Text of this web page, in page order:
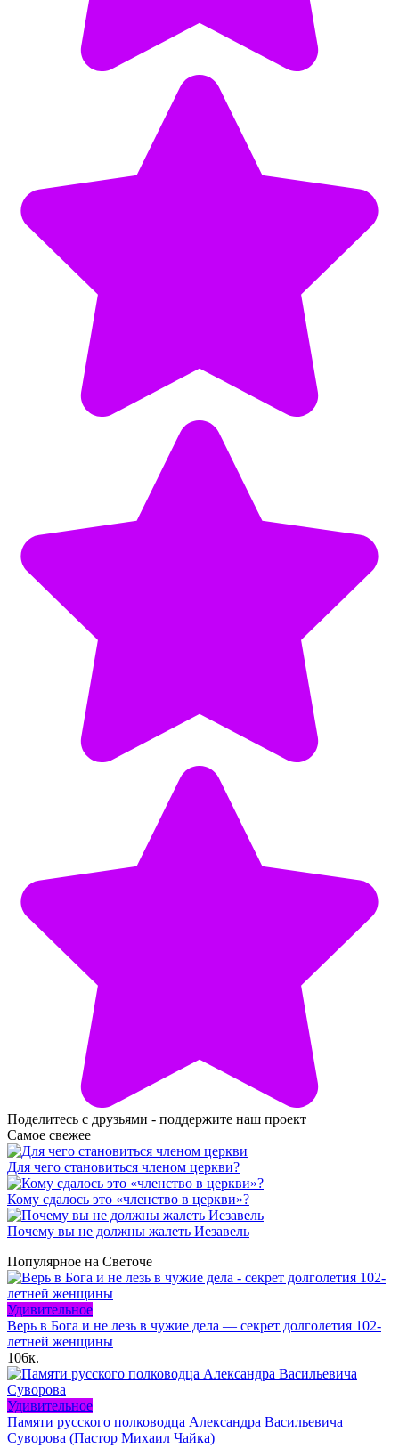
Поделитесь с друзьями - поддержите наш проект
Самое свежее
Для чего становиться членом церкви?
Кому сдалось это «членство в церкви»?
Почему вы не должны жалеть Иезавель
Популярное на Светоче
Удивительное
Верь в Бога и не лезь в чужие дела — секрет долголетия 102-
летней женщины
106к.
Удивительное
Памяти русского полководца Александра Васильевича
Суворова (Пастор Михаил Чайка)